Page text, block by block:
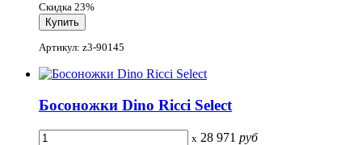
Скидка 23%
Артикул: z3-90145
Босоножки Dino Ricci Select
x 28 971 руб